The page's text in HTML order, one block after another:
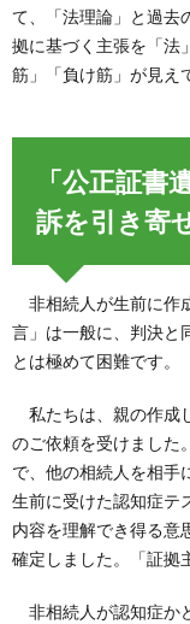
て、「法理論」と過去
拠に基づく主張を「法
筋」「負け筋」が見え
「公正証書
訴を引き寄
非相続人が生前に作
言」は一般に、判決と
とは極めて困難です。
私たちは、親の作成
のご依頼を受けました
で、他の相続人を相手
生前に受けた認知症テ
内容を理解でき得る意
確定しました。「証拠
非相続人が認知症か